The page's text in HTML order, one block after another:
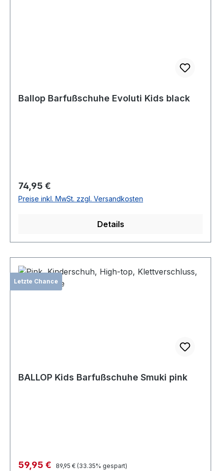
Ballop Barfußschuhe Evoluti Kids black
Regulärer Preis:
74,95 €
Preise inkl. MwSt. zzgl. Versandkosten
Details
Letzte Chance
BALLOP Kids Barfußschuhe Smuki pink
Verkaufspreis:
59,95 € Regulärer Preis:
89,95 € (33.35% gespart)